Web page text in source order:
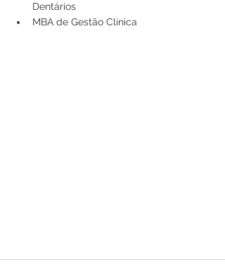
Dentários
MBA de Gestão Clínica